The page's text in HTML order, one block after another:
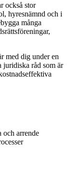
också stor
hyresnämnd och i
många
med dig under en
juridiska råd som är
och arrende